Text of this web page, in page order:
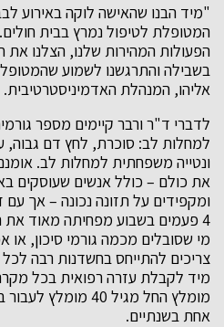
"מיד הבנו שהאישה לוקה באירוע
המטופלת לטיפול נמרץ בבית
הפעולות המהירות שלנו, הצלנו את
בשבילה והתרגשנו לשמוע
אליהו, המנהלת האדמיניסטרטיבית.
לדברי ד"ר ורבר קיימים מספר
למחלות לב: סוכרת, לחץ דם גבוה,
ונטייה משפחתית למחלות לב.
את כולם – כולל אנשים שעוסקים
ומקפידים על תזונה נכונה – אך עם
4 פעמים בשבוע מפחיתה מאוד את הסיכון להתקף לב.
מי שסובלים מכמה גורמי סיכון, או
צריכים להתייחס בחשדנות רבה
מיד לקבלת עזרה רפואית בכל
מומלץ החל מגיל 40
אחת בשנתיים.